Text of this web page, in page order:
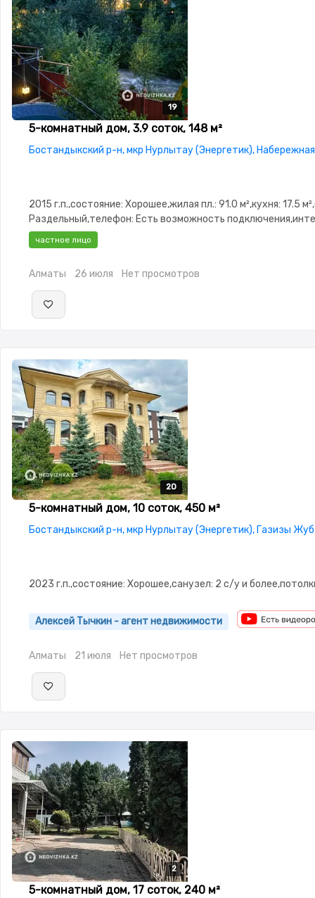
19
19
19
19
19
5-комнатный дом, 3.9 соток, 148 м²
Бостандыкский р-н, мкр Нурлытау (Энергетик),
2015 г.п.,состояние: Хорошее,жилая пл.: 91.0 м²,кухня: 17.5
Раздельный,телефон: Есть возможность
Проводной,Полностью меблирована,Полностью
меблирована,Домофон,Навес,Хозпостройки
частное лицо
Алматы 26 июля Нет просмотров
20
20
20
20
20
5-комнатный дом, 10 соток, 450 м²
Бостандыкский р-н, мкр Нурлытау (Энергетик), Газизы
2023 г.п.,состояние: Хорошее,санузел: 2 с/у и
Алексей Тычкин - агент недвижимости
Алматы 21 июля Нет просмотров
2
2
5-комнатный дом, 17 соток, 240 м²